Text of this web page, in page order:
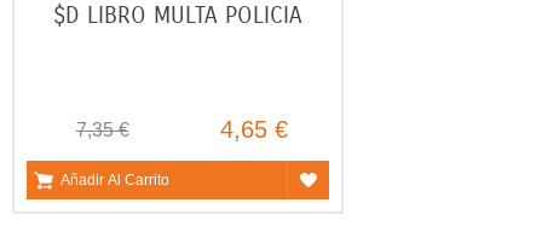
$D LIBRO MULTA POLICIA
7,35 € 4,65 €
Añadir Al Carrito